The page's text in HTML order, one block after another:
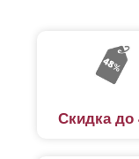
Скидка до